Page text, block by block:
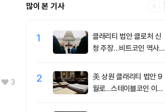
3
많이 본 기사
1
클래리티 법안 클로처 신
청 주장…비트코인 역사가
2
美 상원 클래리티 법안 9
월로…스테이블코인 이자